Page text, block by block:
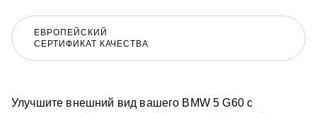
ЕВРОПЕЙСКИЙ
СЕРТИФИКАТ КАЧЕСТВА
Улучшите внешний вид вашего BMW 5 G60 с